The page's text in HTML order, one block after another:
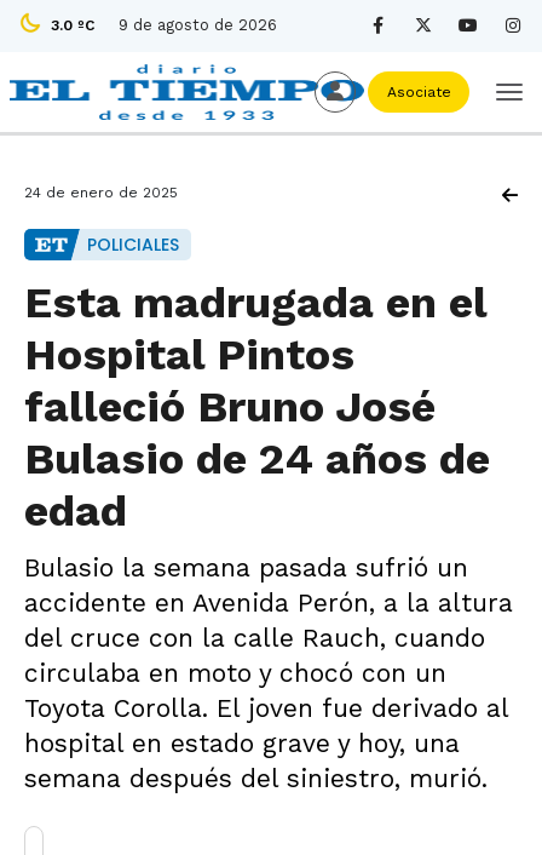
3.0 ºC 9 de agosto de 2026
Asociate
24 de enero de 2025
POLICIALES
Esta madrugada en el
Hospital Pintos
falleció Bruno José
Bulasio de 24 años de
edad
Bulasio la semana pasada sufrió un
accidente en Avenida Perón, a la altura
del cruce con la calle Rauch, cuando
circulaba en moto y chocó con un
Toyota Corolla. El joven fue derivado al
hospital en estado grave y hoy, una
semana después del siniestro, murió.